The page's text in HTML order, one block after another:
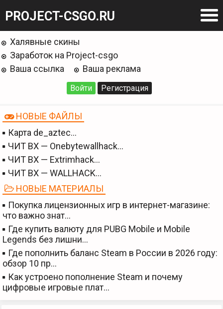
PROJECT-CSGO.RU
Халявные скины
Заработок на Project-csgo
Ваша ссылка
Ваша реклама
Войти Регистрация
НОВЫЕ ФАЙЛЫ
Карта de_aztec…
ЧИТ BX — Onebytewallhack…
ЧИТ BX — Extrimhack…
ЧИТ BX — WALLHACK…
НОВЫЕ МАТЕРИАЛЫ
Покупка лицензионных игр в интернет-магазине:
что важно знат…
Где купить валюту для PUBG Mobile и Mobile
Legends без лишни…
Где пополнить баланс Steam в России в 2026 году:
обзор 10 пр…
Как устроено пополнение Steam и почему
цифровые игровые плат…